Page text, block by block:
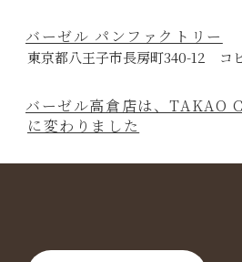
バーゼル パンファクトリー
東京都八王子市長房町340-12 コ
バーゼル高倉店は、TAKAO
に変わりました